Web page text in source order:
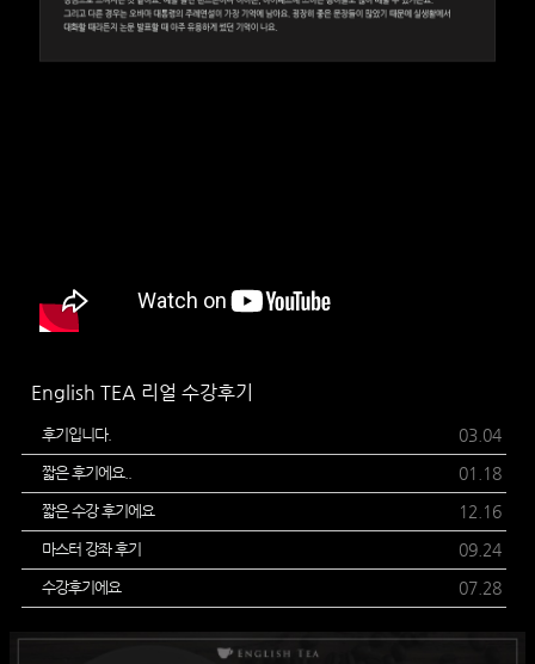
English TEA 리얼 수강후기
후기입니다. 03.04
짧은 후기에요.. 01.18
짧은 수강 후기에요 12.16
마스터 강좌 후기 09.24
수강후기에요 07.28